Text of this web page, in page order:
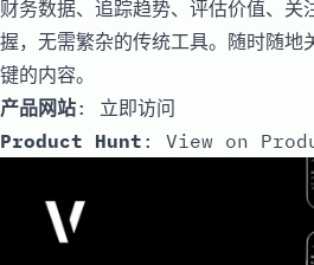
财务数据、追踪趋势、评估价值、关
握，无需繁杂的传统工具。随时随地
键的内容。
产品网站: 立即访问
Product Hunt : View on